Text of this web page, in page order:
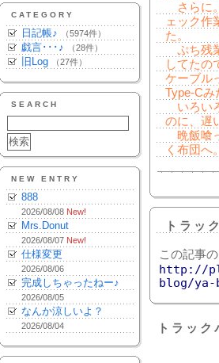
CATEGORY
日記帳♪ （5974件）
戯言･･･♪ （28件）
旧Log （27件）
SEARCH
NEW ENTRY
888
2026/08/08 New!
Mrs.Donut
2026/08/07 New!
仕様変更
2026/08/06
完成しちゃったねー♪
2026/08/05
なんか涼しいよ？
2026/08/04
さらに
ェック作
た。
ぷち残
してたの
ケーブル
Type-Cみ
いろい
のに、遅
晩飯喰
く布団へ
トラッ
この記事
http://
blog/ya-
トラッ